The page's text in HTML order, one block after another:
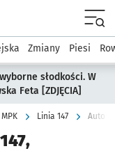
Komunikacja
Zmiany Piesi
słodkości. W
Feta [ZDJĘCIA]
Linia 147